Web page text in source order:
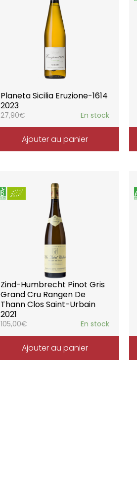
Planeta Sicilia Eruzione-1614
2023
27,90€ En stock
Ajouter au panier
Zind-Humbrecht Pinot Gris
Grand Cru Rangen De
Thann Clos Saint-Urbain
2021
105,00€ En stock
Ajouter au panier